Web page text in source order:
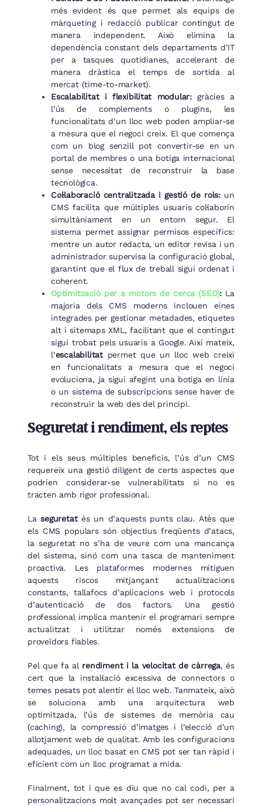
més evident és que permet als equips de
màrqueting i redacció publicar contingut de
manera independent. Això elimina la
dependència constant dels departaments d’IT
per a tasques quotidianes, accelerant de
manera dràstica el temps de sortida al
mercat (time-to-market).
Escalabilitat i flexibilitat modular:gràcies a
l’ús de complements o plugins, les
funcionalitats d’un lloc web poden ampliar-se
a mesura que el negoci creix. El que comença
com un blog senzill pot convertir-se en un
portal de membres o una botiga internacional
sense necessitat de reconstruir la base
tecnològica.
Col·laboració centralitzada i gestió de rols: un
CMS facilita que múltiples usuaris col·laborin
simultàniament en un entorn segur. El
sistema permet assignar permisos específics:
mentre un autor redacta, un editor revisa i un
administrador supervisa la configuració global,
garantint que el flux de treball sigui ordenat i
coherent.
Optimització per a motors de cerca (SEO): La
majoria dels CMS moderns inclouen eines
integrades per gestionar metadades, etiquetes
alt i sitemaps XML, facilitant que el contingut
sigui trobat pels usuaris a Google. Així mateix,
l’escalabilitatpermet que un lloc web creixi
en funcionalitats a mesura que el negoci
evoluciona, ja sigui afegint una botiga en línia
o un sistema de subscripcions sense haver de
reconstruir la web des del principi.
Seguretat i rendiment, els reptes
Tot i els seus múltiples beneficis, l’ús d’un CMS
requereix una gestió diligent de certs aspectes que
podrien considerar-se vulnerabilitats si no es
tracten amb rigor professional.
Laseguretatés un d’aquests punts clau. Atès que
els CMS populars són objectius freqüents d’atacs,
la seguretat no s’ha de veure com una mancança
del sistema, sinó com una tasca de manteniment
proactiva. Les plataformes modernes mitiguen
aquests riscos mitjançant actualitzacions
constants, tallafocs d’aplicacions web i protocols
d’autenticació de dos factors. Una gestió
professional implica mantenir el programari sempre
actualitzat i utilitzar només extensions de
proveïdors fiables.
Pel que fa al rendiment i la velocitat de càrrega, és
cert que la instal·lació excessiva de connectors o
temes pesats pot alentir el lloc web. Tanmateix, això
se soluciona amb una arquitectura web
optimitzada, l’ús de sistemes de memòria cau
(caching), la compressió d’imatges i l’elecció d’un
allotjament web de qualitat. Amb les configuracions
adequades, un lloc basat en CMS pot ser tan ràpid i
eficient com un lloc programat a mida.
Finalment, tot i que es diu que no cal codi, per a
personalitzacions molt avançades pot ser necessari